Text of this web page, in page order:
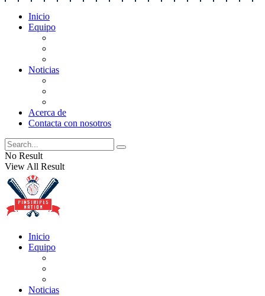
Inicio
Equipo
Noticias
Acerca de
Contacta con nosotros
No Result
View All Result
Inicio
Equipo
Noticias